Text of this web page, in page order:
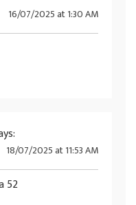
16/07/2025 at 1:30 AM
18/07/2025 at 11:53 AM
52